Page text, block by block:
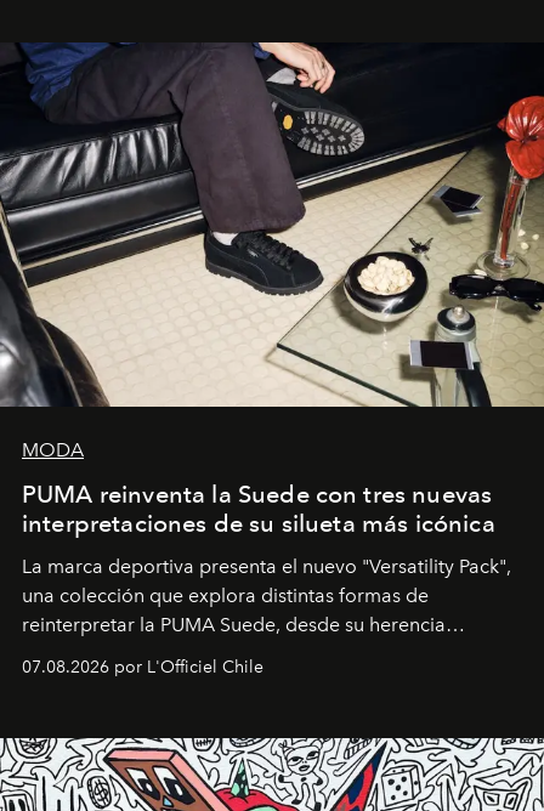
y la filosofía detrás de la propuesta.
MODA
PUMA reinventa la Suede con tres nuevas
interpretaciones de su silueta más icónica
La marca deportiva presenta el nuevo "Versatility Pack",
una colección que explora distintas formas de
reinterpretar la PUMA Suede, desde su herencia
diseño y el universo outdoor.
07.08.2026 por L'Officiel Chile